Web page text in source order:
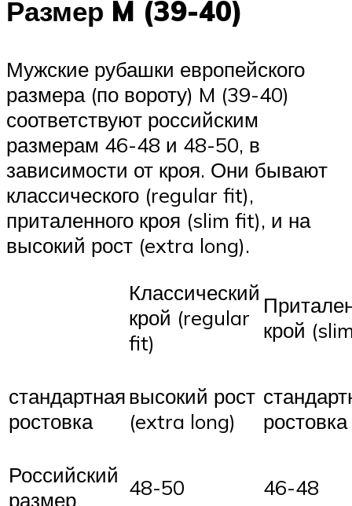
Размер M (39-40)
Мужские рубашки европейского
размера (по вороту) M (39-40)
соответствуют российским
размерам 46-48 и 48-50, в
зависимости от кроя. Они бывают
классического (regular fit),
приталенного кроя (slim fit), и на
высокий рост (extra long).
Классический
крой (regular
fit)
крой
стандартная
ростовка
высокий рост
(extra long)
ростовка
Российский
размер
48-50 46-48